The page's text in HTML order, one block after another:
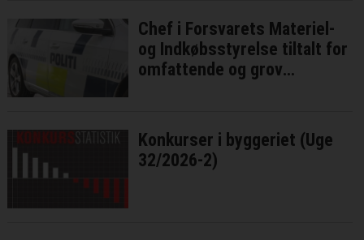
Chef i Forsvarets Materiel-
og Indkøbsstyrelse tiltalt for
omfattende og grov
Konkurser i byggeriet (Uge
32/2026-2)